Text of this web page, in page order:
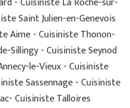
Saint Julien-en-Genevois
Aime - Cuisiniste Thonon-
Sillingy - Cuisiniste Seynod
le-Vieux - Cuisiniste
Sassennage - Cuisiniste
Cuisiniste Talloires